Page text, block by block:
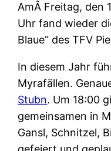
AmÂ Freitag, den
Uhr fand wieder
Blaue“ des TFV
In diesem Jahr
Myrafällen.
Stubn. Um 18:00
gemeinsamen in
Gansl, Schnitzel,